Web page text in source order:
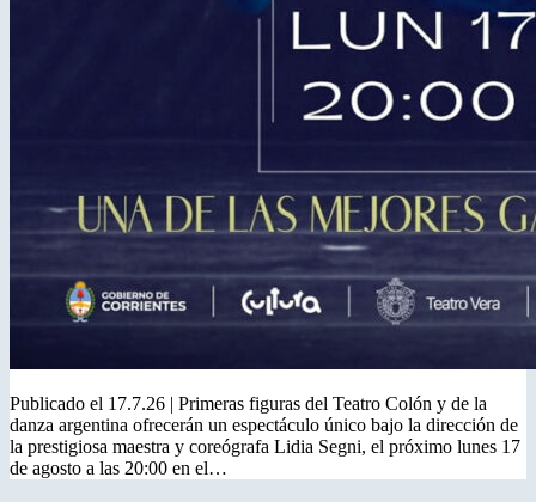
Publicado el 17.7.26 | Primeras figuras del Teatro Colón y de la
danza argentina ofrecerán un espectáculo único bajo la dirección de
la prestigiosa maestra y coreógrafa Lidia Segni, el próximo lunes 17
de agosto a las 20:00 en el…